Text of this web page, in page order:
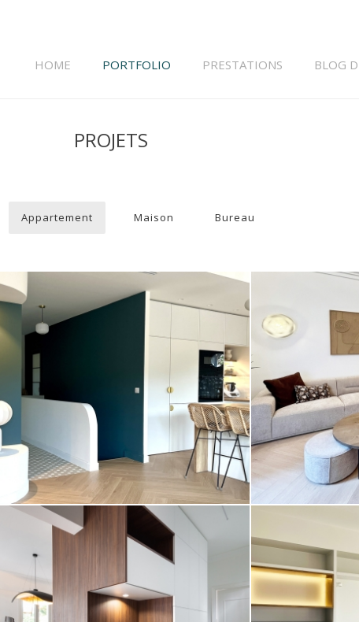
HOME PORTFOLIO PRESTATIONS BLOG
PROJETS
Appartement Maison Bureau
DUPLEX NICE CIMIEZ
TRANSFORMATION APPARTEMENT EN
Appartement